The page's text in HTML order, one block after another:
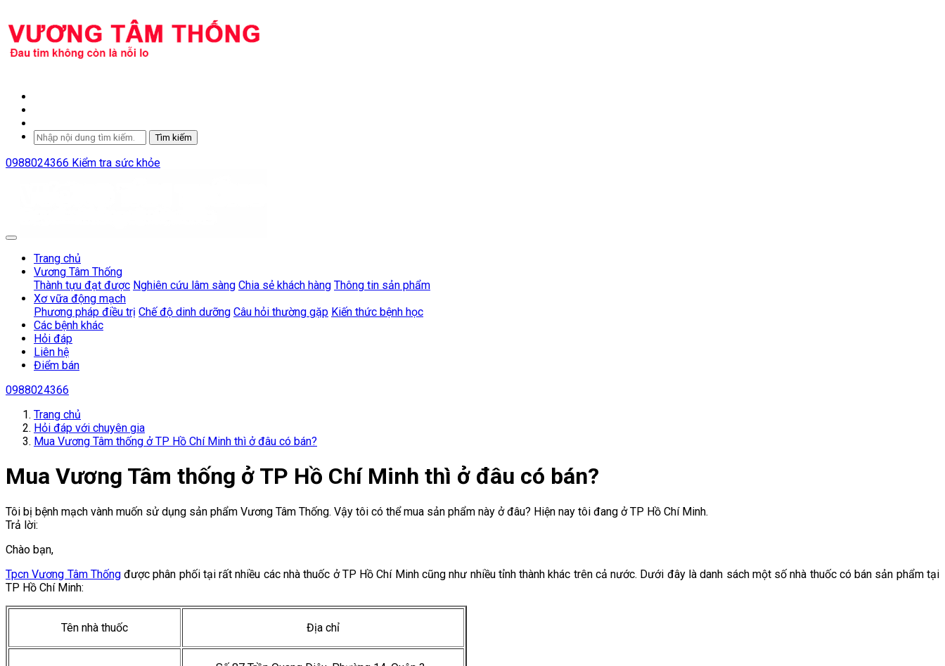
Tìm kiếm
0988024366 Kiểm tra sức khỏe
Trang chủ
Vương Tâm Thống
Thành tựu đạt được Nghiên cứu lâm sàng Chia sẻ khách hàng Thông tin sản phẩm
Xơ vữa động mạch
Phương pháp điều trị Chế độ dinh dưỡng Câu hỏi thường gặp Kiến thức bệnh học
Các bệnh khác
Hỏi đáp
Liên hệ
Điểm bán
0988024366
Trang chủ
Hỏi đáp với chuyên gia
Mua Vương Tâm thống ở TP Hồ Chí Minh thì ở đâu có bán?
Mua Vương Tâm thống ở TP Hồ Chí Minh thì ở đâu có bán?
Tôi bị bệnh mạch vành muốn sử dụng sản phẩm Vương Tâm Thống. Vậy tôi có thể mua sản phẩm này ở đâu? Hiện nay tôi đang ở TP Hồ Chí Minh.
Trả lời:
Chào bạn,
Tpcn Vương Tâm Thốngđược phân phối tại rất nhiều các nhà thuốc ở TP Hồ Chí Minh cũng như nhiều tỉnh thành khác trên cả nước. Dưới đây là danh sách một số nhà thuốc có bán sản phẩm tại
TP Hồ Chí Minh:
Tên nhà thuốc Địa chỉ